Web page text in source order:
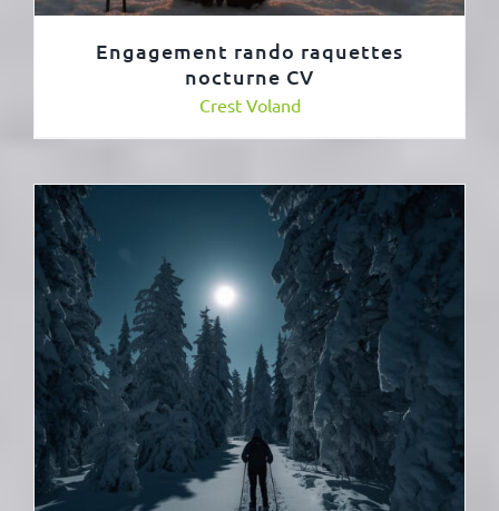
Engagement rando raquettes
nocturne CV
Crest Voland